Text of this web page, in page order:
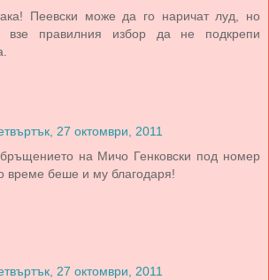
Пеевски може да го наричат луд, но
правилния избор да не подкрепи
27 октомври, 2011
на Мичо Генковски под номер
време беше и му благодаря!
27 октомври, 2011